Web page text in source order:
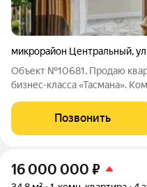
микрорайон Центральный,
Объект №10681. Продаю
бизнес-класса «Тасмана».
парком «Ривьера», улицы
лучших престижных
Позвонить
16 000 000 ₽